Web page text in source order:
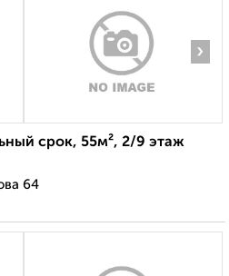
›
срок, 55м², 2/9 этаж
64